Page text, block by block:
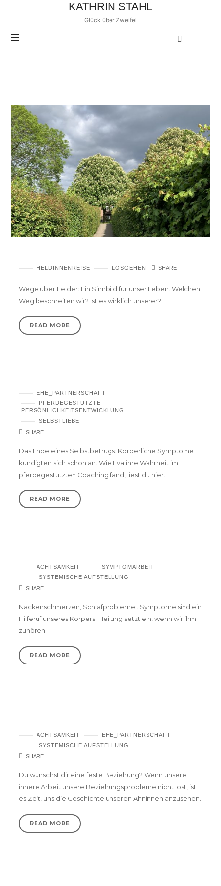
KATHRIN
STAHL
KATHRIN STAHL
Glück über Zweifel
HELDINNENREISE LOSGEHEN SHARE
Wege über Felder: Ein Sinnbild für unser Leben. Welchen
Weg beschreiten wir? Ist es wirklich unserer?
READ MORE
EHE_PARTNERSCHAFT
PFERDEGESTÜTZTE
PERSÖNLICHKEITSENTWICKLUNG
SELBSTLIEBE
SHARE
Das Ende eines Selbstbetrugs: Körperliche Symptome
kündigten sich schon an. Wie Eva ihre Wahrheit im
pferdegestützten Coaching fand, liest du hier.
READ MORE
ACHTSAMKEIT
SYMPTOMARBEIT
SYSTEMISCHE AUFSTELLUNG
SHARE
Nackenschmerzen, Schlafprobleme…Symptome sind ein
Hilferuf unseres Körpers. Heilung setzt ein, wenn wir ihm
zuhören.
READ MORE
ACHTSAMKEIT
EHE_PARTNERSCHAFT
SYSTEMISCHE AUFSTELLUNG
SHARE
Du wünschst dir eine feste Beziehung? Wenn unsere
innere Arbeit unsere Beziehungsprobleme nicht löst, ist
es Zeit, uns die Geschichte unseren Ahninnen anzusehen.
READ MORE